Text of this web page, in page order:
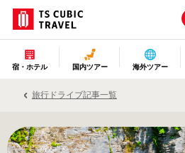
宿・ホテル 国内ツアー 海外ツアー
旅行ドライブ記事一覧